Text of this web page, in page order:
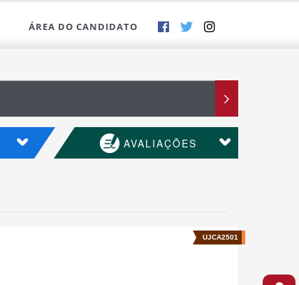
ÁREA DO CANDIDATO
AVALIAÇÕES
UJCA2501